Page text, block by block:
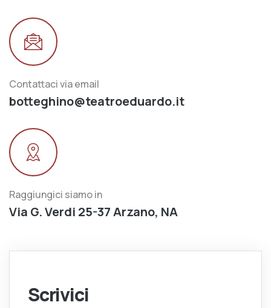
Contattaci via email
botteghino@teatroeduardo.it
Raggiungici siamo in
Via G. Verdi 25-37 Arzano, NA
Scrivici